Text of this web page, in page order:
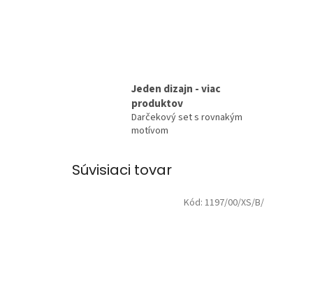
Jeden dizajn - viac
produktov
Darčekový set s rovnakým
motívom
Súvisiaci tovar
Kód: 1197/00/XS/B/